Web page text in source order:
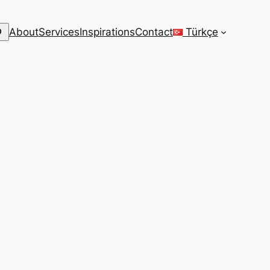
AboutServicesInspirationsContact Türkçe